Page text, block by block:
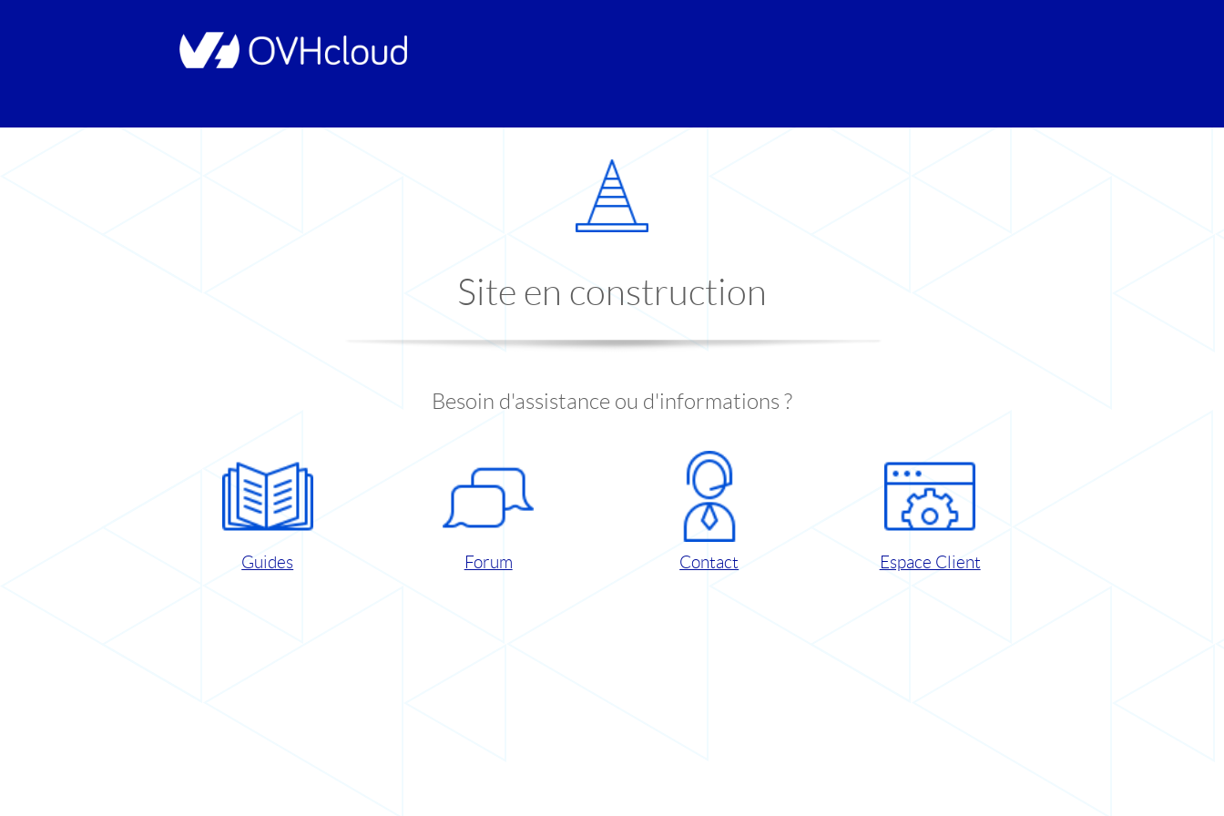
Site en construction
Besoin d'assistance ou d'informations ?
Guides Forum Contact Espace Client